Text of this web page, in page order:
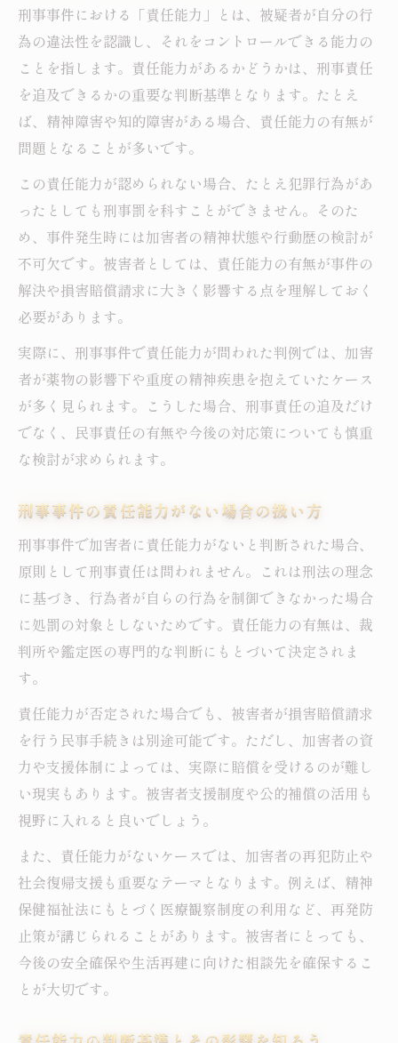
刑事事件における「責任能力」とは、被疑者が自分の行
為の違法性を認識し、それをコントロールできる能力の
ことを指します。責任能力があるかどうかは、刑事責任
を追及できるかの重要な判断基準となります。たとえ
ば、精神障害や知的障害がある場合、責任能力の有無が
問題となることが多いです。
この責任能力が認められない場合、たとえ犯罪行為があ
ったとしても刑事罰を科すことができません。そのた
め、事件発生時には加害者の精神状態や行動歴の検討が
不可欠です。被害者としては、責任能力の有無が事件の
解決や損害賠償請求に大きく影響する点を理解しておく
必要があります。
実際に、刑事事件で責任能力が問われた判例では、加害
者が薬物の影響下や重度の精神疾患を抱えていたケース
が多く見られます。こうした場合、刑事責任の追及だけ
でなく、民事責任の有無や今後の対応策についても慎重
な検討が求められます。
刑事事件の責任能力がない場合の扱い方
刑事事件で加害者に責任能力がないと判断された場合、
原則として刑事責任は問われません。これは刑法の理念
に基づき、行為者が自らの行為を制御できなかった場合
に処罰の対象としないためです。責任能力の有無は、裁
判所や鑑定医の専門的な判断にもとづいて決定されま
す。
責任能力が否定された場合でも、被害者が損害賠償請求
を行う民事手続きは別途可能です。ただし、加害者の資
力や支援体制によっては、実際に賠償を受けるのが難し
い現実もあります。被害者支援制度や公的補償の活用も
視野に入れると良いでしょう。
また、責任能力がないケースでは、加害者の再犯防止や
社会復帰支援も重要なテーマとなります。例えば、精神
保健福祉法にもとづく医療観察制度の利用など、再発防
止策が講じられることがあります。被害者にとっても、
今後の安全確保や生活再建に向けた相談先を確保するこ
とが大切です。